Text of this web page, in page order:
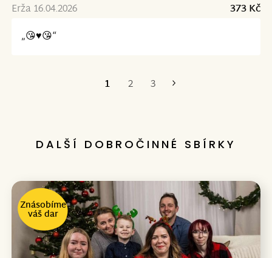
Erža 16.04.2026
373 Kč
„😘♥️😘“
1 2 3
DALŠÍ DOBROČINNÉ SBÍRKY
Znásobíme
váš dar